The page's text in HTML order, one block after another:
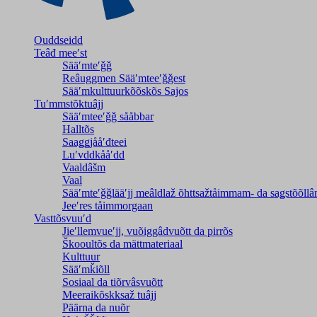
Ouddseidd
Teâđ meeʹst
Sääʹmteʹǧǧ
Reâuggmen Sääʹmteeʹǧǧest
Sääʹmkulttuurkõõskõs Sajos
Tuʹmmstõktuâjj
Sääʹmteeʹǧǧ sååbbar
Halltõs
Saaǥǥjååʹđteei
Luʹvddkååʹdd
Vaaldâšm
Vaal
Sääʹmteʹǧǧlääʹjj meâldlaž õhttsažtåimmam- da
Jeeʹres tåimmorgaan
Vasttõsvuuʹd
Jieʹllemvueʹjj, vuõiggâdvuõtt da pirrõs
Škooultõs da mättmateriaal
Kulttuur
Sääʹmǩiõll
Sosiaal da tiõrvâsvuõtt
Meeraikõskksaž tuâjj
Päärna da nuõr